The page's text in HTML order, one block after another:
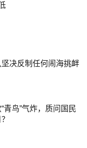
决反制任何闹海挑衅
青鸟”气炸，质问国民